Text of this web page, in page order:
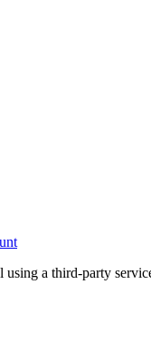
a third-party